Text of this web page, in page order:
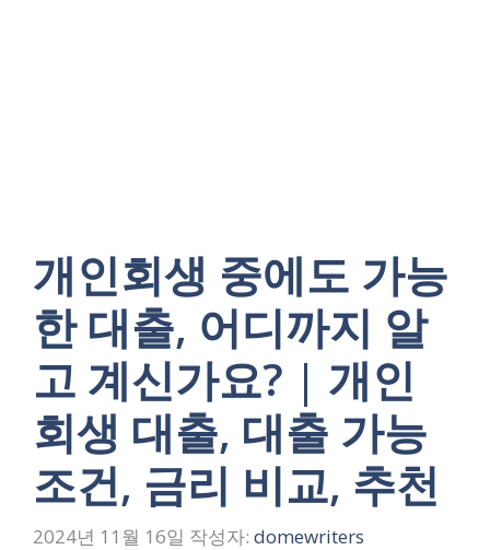
개인회생 중에도 가능
한 대출, 어디까지 알
고 계신가요? | 개인
회생 대출, 대출 가능
조건, 금리 비교, 추천
2024년 11월 16일 작성자: domewriters